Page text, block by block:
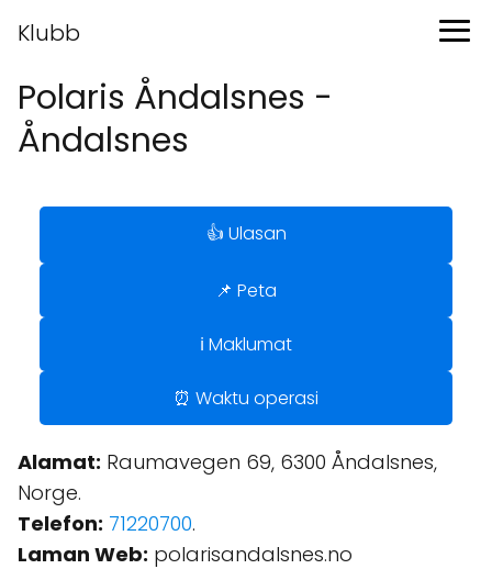
Klubb
Polaris Åndalsnes -
Åndalsnes
👍 Ulasan
📌 Peta
ℹ️ Maklumat
⏰ Waktu operasi
Alamat: Raumavegen 69, 6300 Åndalsnes,
Norge.
Telefon: 71220700.
Laman Web: polarisandalsnes.no